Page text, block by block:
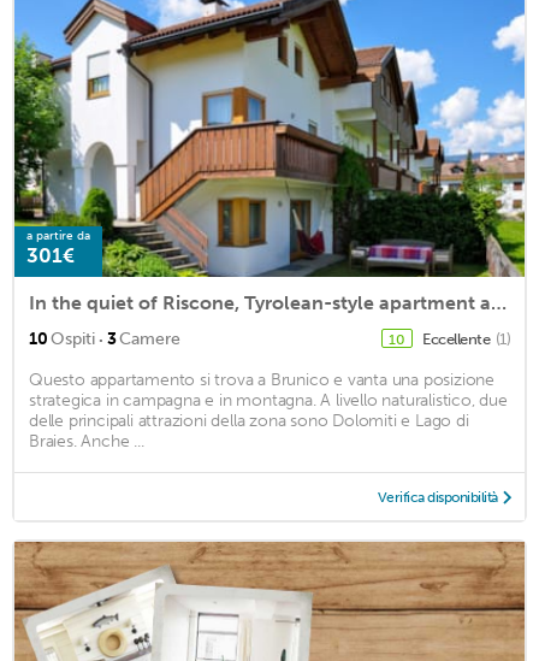
a partire da
301€
In the quiet of Riscone, Tyrolean-style apartment along the cycle path
10Ospiti · 3Camere 10 Eccellente (1)
Questo appartamento si trova a Brunico e vanta una posizione
strategica in campagna e in montagna. A livello naturalistico, due
delle principali attrazioni della zona sono Dolomiti e Lago di
Braies. Anche ...
Verifica disponibilità